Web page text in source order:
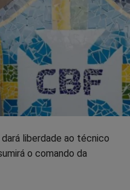
liberdade ao técnico
o comando da